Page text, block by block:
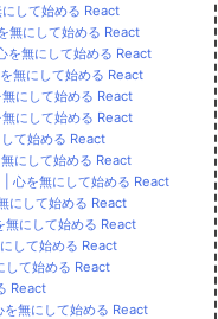
して始める React
無にして始める React
無にして始める React
無にして始める React
にして始める React
にして始める React
て始める React
にして始める React
心を無にして始める React
にして始める React
にして始める React
して始める React
て始める React
React
無にして始める React